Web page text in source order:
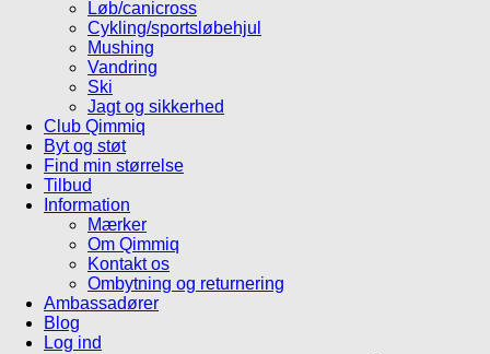
Løb/canicross
Cykling/sportsløbehjul
Mushing
Vandring
Ski
Jagt og sikkerhed
Club Qimmiq
Byt og støt
Find min størrelse
Tilbud
Information
Mærker
Om Qimmiq
Kontakt os
Ombytning og returnering
Ambassadører
Blog
Log ind